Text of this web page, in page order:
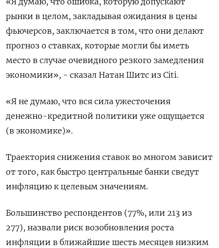
рынки в целом, закладывая ожидания в цены
фьючерсов, заключается в том, что они делают
прогноз о ставках, которые могли бы иметь
место в случае очевидного резкого замедления
экономики», - сказал Натан Шитс из Citi.
«Я не думаю, что вся сила ужесточения
денежно-кредитной политики уже ощущается
(в экономике)».
Траектория снижения ставок во многом зависит
от того, как быстро центральные банки сведут
инфляцию к целевым значениям.
Большинство респондентов (77%, или 213 из
277), назвали риск возобновления роста
инфляции в ближайшие шесть месяцев низким